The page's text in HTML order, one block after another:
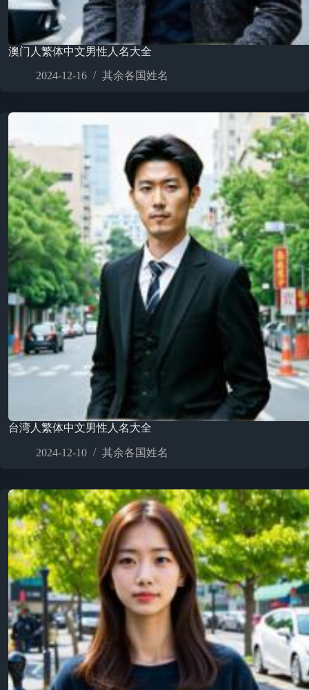
澳门人繁体中文男性人名大全
2024-12-16 其余各国姓名
台湾人繁体中文男性人名大全
2024-12-10 其余各国姓名